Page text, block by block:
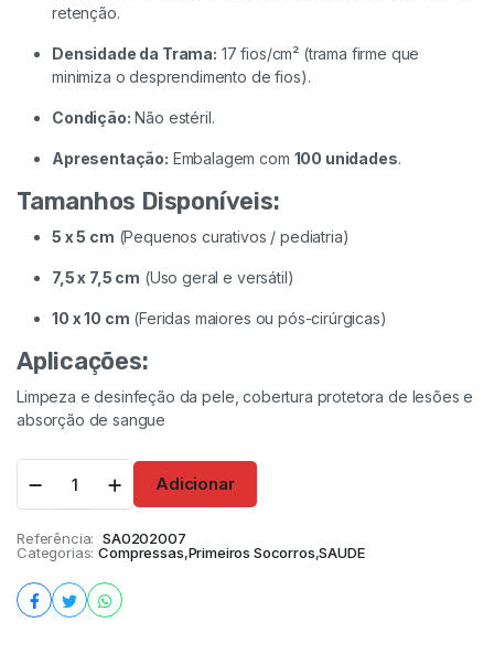
retenção.
Densidade da Trama: 17 fios/cm² (trama firme que
minimiza o desprendimento de fios).
Condição: Não estéril.
Apresentação: Embalagem com 100 unidades.
Tamanhos Disponíveis:
5 x 5 cm (Pequenos curativos / pediatria)
7,5 x 7,5 cm (Uso geral e versátil)
10 x 10 cm (Feridas maiores ou pós-cirúrgicas)
Aplicações:
Limpeza e desinfeção da pele, cobertura protetora de lesões e
absorção de sangue
Adicionar
Referência: SA0202007
Categorias: Compressas,Primeiros Socorros,SAUDE